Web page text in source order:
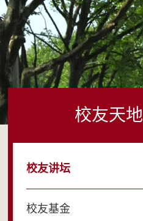
校友天地
校友讲坛
校友基金